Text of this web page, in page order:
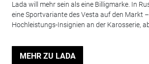
Lada will mehr sein als eine Billigmarke. In
eine Sportvariante des Vesta auf den Markt
Hochleistungs-Insignien an der Karosserie,
MEHR ZU LADA